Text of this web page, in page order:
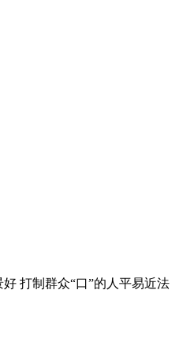
打制群众“口”的人平易近法